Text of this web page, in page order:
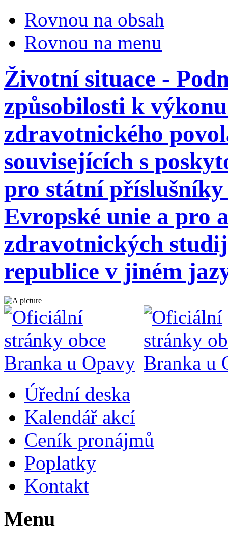
Rovnou na obsah
Rovnou na menu
Životní situace -
způsobilosti k
zdravotnického
souvisejících s
pro státní příslušníky
Evropské unie a pro
zdravotnických
republice v jiném
Úřední deska
Kalendář akcí
Ceník pronájmů
Poplatky
Kontakt
Menu